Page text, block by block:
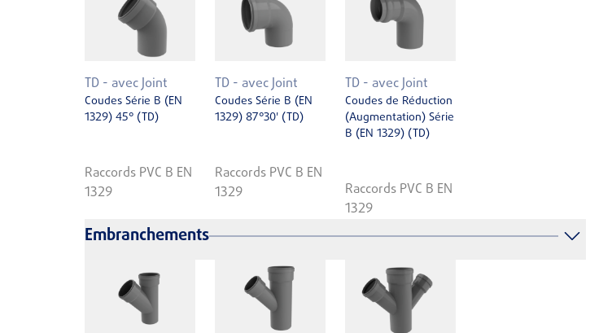
TD - avec Joint
Coudes Série B (EN
1329) 45° (TD)
Raccords PVC B EN
1329
TD - avec Joint
Coudes Série B (EN
1329) 87°30' (TD)
Raccords PVC B EN
1329
TD - avec Joint
Coudes de Réduction
(Augmentation) Série
B (EN ­1329) (TD)
Raccords PVC B EN
1329
Embranchements